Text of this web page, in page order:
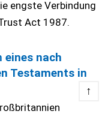
engste Verbindung
Act 1987.
eines nach
Testaments in
↑